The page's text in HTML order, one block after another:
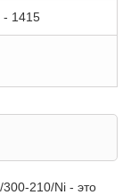
- 1415
210/Ni - это